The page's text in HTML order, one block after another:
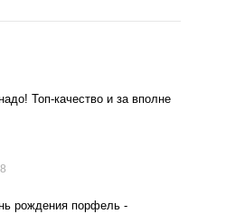
Топ-качество и за вполне
рождения порфель -